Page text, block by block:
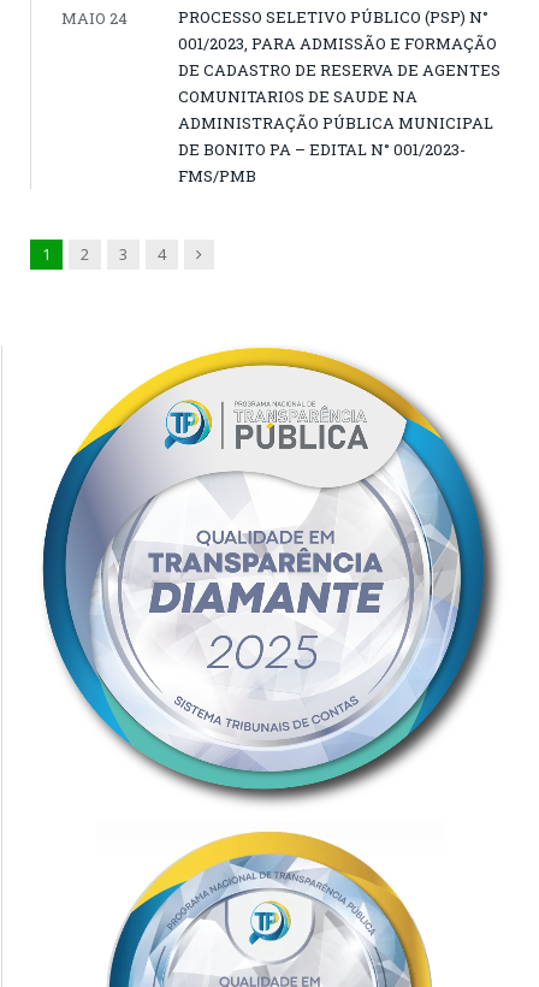
MAIO 24
PROCESSO SELETIVO PÚBLICO (PSP) N°
001/2023, PARA ADMISSÃO E FORMAÇÃO
DE CADASTRO DE RESERVA DE AGENTES
COMUNITARIOS DE SAUDE NA
ADMINISTRAÇÃO PÚBLICA MUNICIPAL
DE BONITO PA – EDITAL N° 001/2023-
FMS/PMB
1 2 3 4 Next